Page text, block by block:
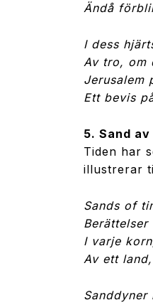
Ändå
I dess
Av tro, om
Jerusalem
Ett bevis
5. Sand
Tiden har
illustrerar
Sands of
I varje
Av ett